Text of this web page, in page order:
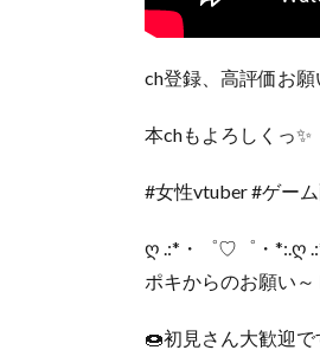
ch登録、高評価お願
本chもよろしくっ✨
#女性vtuber #ゲー
ღ .:*・゜♡゜・*:.ღ
ポキからのお願い～
🍩初見さん大歓迎